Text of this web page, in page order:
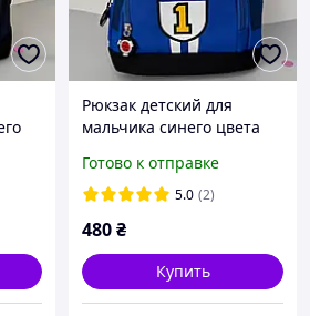
Рюкзак детский для
мальчика синего цвета
Готово к отправке
5.0 (2)
480₴
Купить